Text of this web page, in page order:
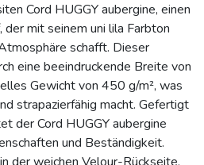
Cord HUGGY aubergine, einen
mit seinem uni lila Farbton
schafft. Dieser
eine beeindruckende Breite von
Gewicht von 450 g/m², was
strapazierfähig macht. Gefertigt
der Cord HUGGY aubergine
und Beständigkeit.